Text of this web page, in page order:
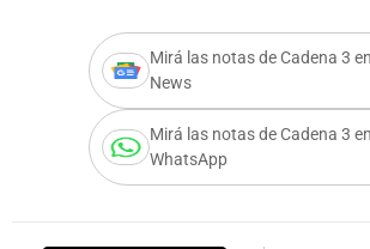
Mirá las notas de Cadena 3
News
Mirá las notas de Cadena 3 en
WhatsApp
Mundial 2026